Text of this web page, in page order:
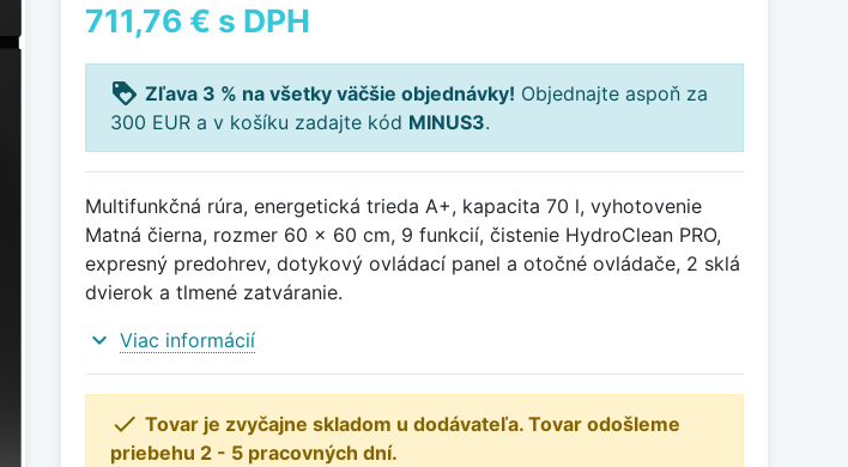
711,76 € s DPH
loyalty Zľava 3 % na všetky väčšie objednávky! Objednajte aspoň za
300 EUR a v košíku zadajte kód MINUS3.
Multifunkčná rúra, energetická trieda A+, kapacita 70 l, vyhotovenie
Matná čierna, rozmer 60 x 60 cm, 9 funkcií, čistenie HydroClean PRO,
expresný predohrev, dotykový ovládací panel a otočné ovládače, 2 sklá
dvierok a tlmené zatváranie.
expand_more Viac informácií
 Tovar je zvyčajne skladom u dodávateľa. Tovar odošleme
priebehu 2 - 5 pracovných dní.